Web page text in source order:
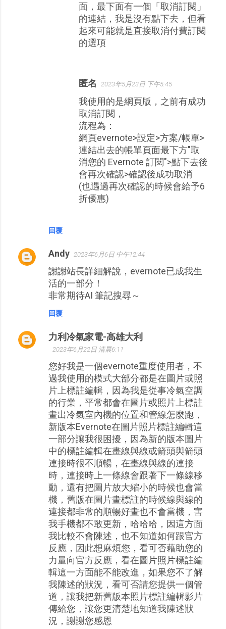
回覆
面，最下面有一個「取消訂閱」
的連結，我是沒有點下去，但看
起來可能就是直接取消付費訂閱
的選項
匿名 2023年5月23日 下午5:45
我使用的是網頁版，之前有成功
取消訂閱，
流程為：
網頁evernote>設定>方案/帳單>
連結出去的帳單頁面最下方"取
消您的 Evernote 訂閱">點下去後
會再次確認>確認後成功取消
(也遇過再次確認的時候會給予6
折優惠)
Andy 2023年6月6日 中午12:44
謝謝站長詳細解說，evernote已成我生
活的一部分！
非常期待AI 筆記搜尋～
回覆
力利冷氣家電-高雄大利
2023年6月22日 清晨6:11
您好我是一個evernote重度使用者，不
過我使用的模式大部分都是在圖片或照
片上標註編輯，因為我是從事冷氣空調
的行業，平常都會在圖片或照片上標註
畫出冷氣室內機的位置和管線怎麼跑，
新版本Evernote在圖片照片標註編輯這
一部分讓我很困擾，因為新的版本圖片
中的標註編輯在畫線與線或箭頭與箭頭
連接時很不順暢，在畫線與線的連接
時，連接時上一條線會跟著下一條線移
動，還有把圖片放大縮小的時候也會當
機，舊版在圖片畫標註的時候線與線的
連接都非常的順暢好畫也不會當機，害
我手機都不敢更新，哈哈哈，因這方面
我比較不會陳述，也不知道如何跟官方
反應，因此想麻煩您，看可否藉助您的
力量向官方反應，看在圖片照片標註編
輯這一方面能不能改進，如果您不了解
我陳述的狀況，看可否請您提供一個管
道，讓我把新舊版本照片標註編輯影片
傳給您，讓您更清楚地知道我陳述狀
況，謝謝您感恩